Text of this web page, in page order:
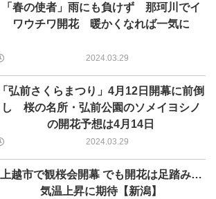
「春の使者」雨にも負けず 那珂川でイ
ワウチワ開花 暖かくなれば一気に
2024.03.29
「弘前さくらまつり」4月12日開幕に前倒
し 桜の名所・弘前公園のソメイヨシノ
の開花予想は4月14日
2024.03.29
上越市で観桜会開幕 でも開花は足踏み…
気温上昇に期待【新潟】